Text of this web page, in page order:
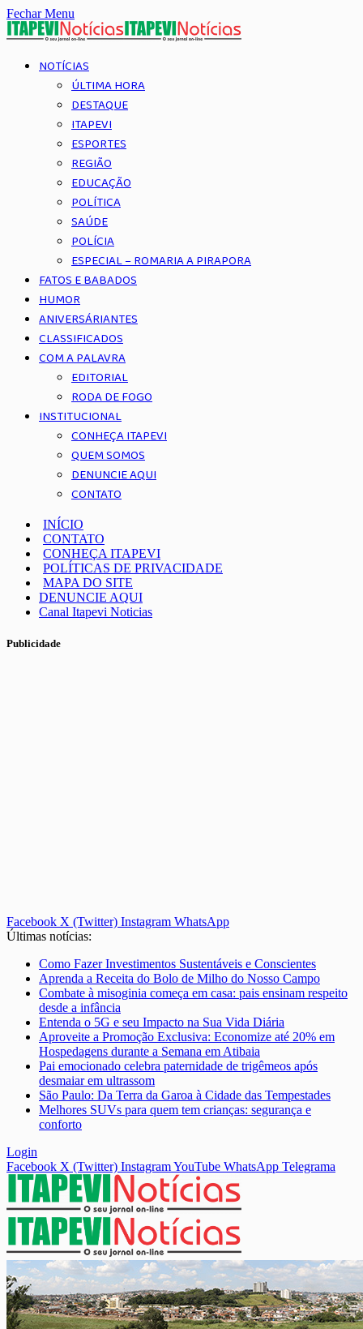
Fechar Menu
NOTÍCIAS
ÚLTIMA HORA
DESTAQUE
ITAPEVI
ESPORTES
REGIÃO
EDUCAÇÃO
POLÍTICA
SAÚDE
POLÍCIA
ESPECIAL – ROMARIA A PIRAPORA
FATOS E BABADOS
HUMOR
ANIVERSÁRIANTES
CLASSIFICADOS
COM A PALAVRA
EDITORIAL
RODA DE FOGO
INSTITUCIONAL
CONHEÇA ITAPEVI
QUEM SOMOS
DENUNCIE AQUI
CONTATO
INÍCIO
CONTATO
CONHEÇA ITAPEVI
POLÍTICAS DE PRIVACIDADE
MAPA DO SITE
DENUNCIE AQUI
Canal Itapevi Noticias
Publicidade
Facebook X (Twitter) Instagram WhatsApp
Últimas notícias:
Como Fazer Investimentos Sustentáveis e Conscientes
Aprenda a Receita do Bolo de Milho do Nosso Campo
Combate à misoginia começa em casa: pais ensinam respeito
desde a infância
Entenda o 5G e seu Impacto na Sua Vida Diária
Aproveite a Promoção Exclusiva: Economize até 20% em
Hospedagens durante a Semana em Atibaia
Pai emocionado celebra paternidade de trigêmeos após
desmaiar em ultrassom
São Paulo: Da Terra da Garoa à Cidade das Tempestades
Melhores SUVs para quem tem crianças: segurança e
conforto
Login
Facebook X (Twitter) InstagramYouTube WhatsApp Telegrama